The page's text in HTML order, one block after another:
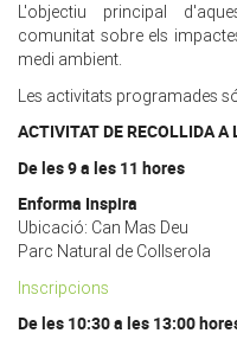
L'objectiu principal
comunitat sobre els
medi ambient.
Les activitats programades
ACTIVITAT DE RECOLLIDA
De les 9 a les 11 hores
Enforma Inspira
Ubicació: Can Mas Deu
Parc Natural de Collserola
Inscripcions
De les 10:30 a les 13:00